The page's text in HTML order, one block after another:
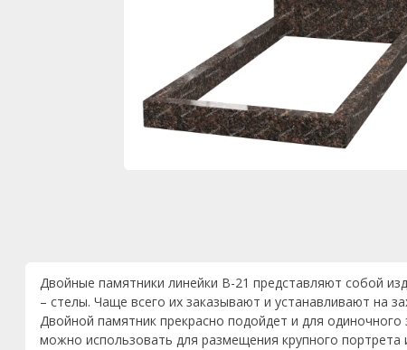
Двойные памятники линейки B-21 представляют собой
– стелы. Чаще всего их заказывают и устанавливают на
Двойной памятник прекрасно подойдет и для
можно использовать для размещения крупного портрета